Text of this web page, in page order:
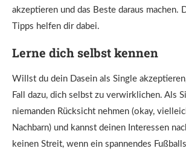
akzeptieren und das Beste daraus machen.
Tipps helfen dir dabei.
Lerne dich selbst kennen
Willst du dein Dasein als Single
Fall dazu, dich selbst zu verwirklichen. Als
niemanden Rücksicht nehmen (okay,
Nachbarn) und kannst deinen Interessen
keinen Streit, wenn ein spannendes